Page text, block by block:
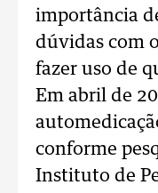
importância
dúvidas com
fazer uso de
Em abril de
conforme
Instituto de